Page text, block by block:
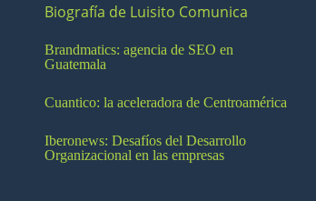
Biografía de Luisito Comunica
Brandmatics: agencia de SEO en
Guatemala
Cuantico: la aceleradora de Centroamérica
Iberonews: Desafíos del Desarrollo
Organizacional en las empresas